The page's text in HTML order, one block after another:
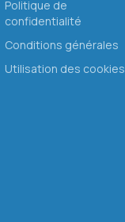
Politique de
confidentialité
Conditions générales
Utilisation des cookies